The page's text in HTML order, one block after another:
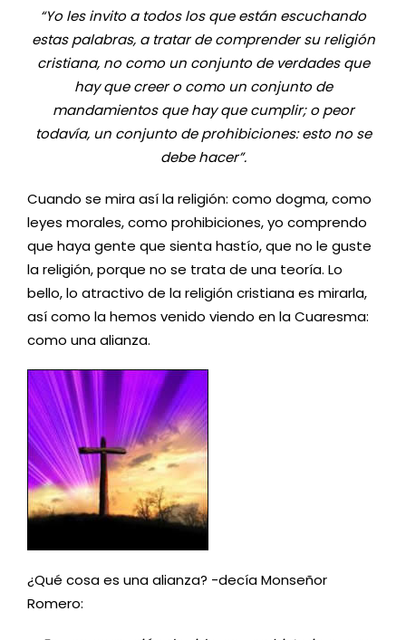
“Yo les invito a todos los que están escuchando
estas palabras, a tratar de comprender su religión
cristiana, no como un conjunto de verdades que
hay que creer o como un conjunto de
mandamientos que hay que cumplir; o peor
todavía, un conjunto de prohibiciones: esto no se
debe hacer”.
Cuando se mira así la religión: como dogma, como
leyes morales, como prohibiciones, yo comprendo
que haya gente que sienta hastío, que no le guste
la religión, porque no se trata de una teoría. Lo
bello, lo atractivo de la religión cristiana es mirarla,
así como la hemos venido viendo en la Cuaresma:
como una alianza.
¿Qué cosa es una alianza? -decía Monseñor
Romero: